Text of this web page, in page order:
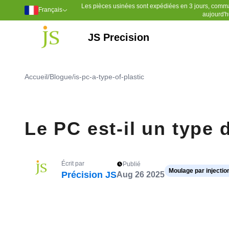
Français
Les pièces usinées sont expédiées en 3 jours,
JS Precision
Accueil/Blogue/is-pc-a-type-of-plastic
Le PC est-il un type
Écrit par
Précision JS
Publié
Aug 26 2025 Moulage par